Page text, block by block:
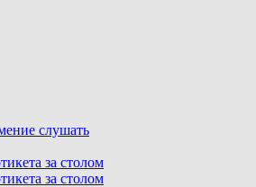
слушать
за столом
за столом